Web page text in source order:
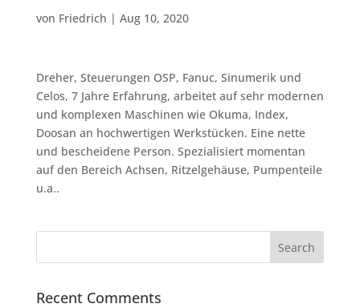
von Friedrich | Aug 10, 2020
Dreher, Steuerungen OSP, Fanuc, Sinumerik und
Celos, 7 Jahre Erfahrung, arbeitet auf sehr modernen
und komplexen Maschinen wie Okuma, Index,
Doosan an hochwertigen Werkstücken. Eine nette
und bescheidene Person. Spezialisiert momentan
auf den Bereich Achsen, Ritzelgehäuse, Pumpenteile
u.a..
Recent Comments